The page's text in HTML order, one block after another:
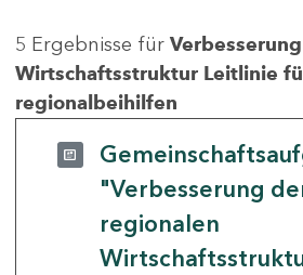
5 Ergebnisse für
Wirtschaftsstruktur Leitlinie
regionalbeihilfen
"Verbesserung
regionalen